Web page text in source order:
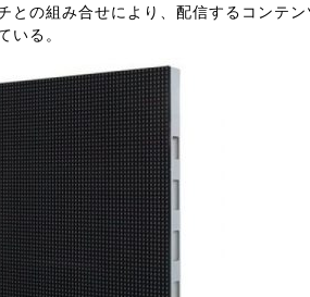
との組み合せにより、配信するコンテ
いる。